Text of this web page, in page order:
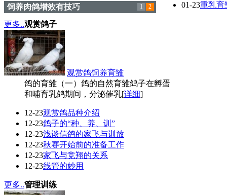
饲养肉鸽增效有技巧 1 2
01-23重乳育
更多..观赏鸽子
观赏鸽饲养育雏
鸽的育雏（一）鸽的自然育雏鸽子在孵蛋
和哺育乳鸽期间，分泌催乳[详细]
12-23观赏鸽品种介绍
12-23鸽子的“种、养、训”
12-23浅谈信鸽的家飞与训放
12-23秋赛开始前的准备工作
12-23家飞与竞翔的关系
12-23线管的妙用
更多..管理训练